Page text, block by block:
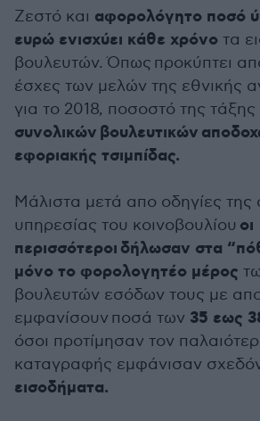
Ζεστό και αφορολόγητο ποσό
ευρώ ενισχύει κάθε χρόνο τα
βουλευτών. Όπως προκύπτει
έσχες των μελών της εθνικής
για το 2018, ποσοστό της τάξης
συνολικών βουλευτικών
εφοριακής τσιμπίδας.
Μάλιστα μετά απο οδηγίες της
υπηρεσίας του κοινοβουλίου οι
περισσότεροι δήλωσαν στα
μόνο το φορολογητέο μέρος
βουλευτών εσόδων τους με
εμφανίσουν ποσά των 35 εως
όσοι προτίμησαν τον
καταγραφής εμφάνισαν
εισοδήματα.